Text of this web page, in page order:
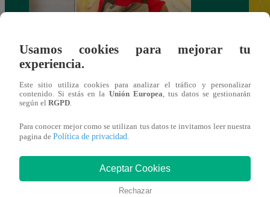
antes de Navidad?
También te puede
interesar
Usamos cookies para mejorar tu
experiencia.
Este sitio utiliza cookies para analizar el tráfico y personalizar
contenido. Si estás en la Unión Europea , tus datos se gestionarán
según el RGPD
Para conocer mejor como se utilizan tus datos te invitamos leer nuestra
pagina de Política de privacidad
Aceptar Cookies
Rechazar